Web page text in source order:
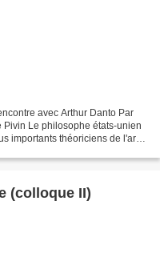
avec Arthur Danto Par
Le philosophe états-unien
importants théoriciens de l'art
(colloque II)